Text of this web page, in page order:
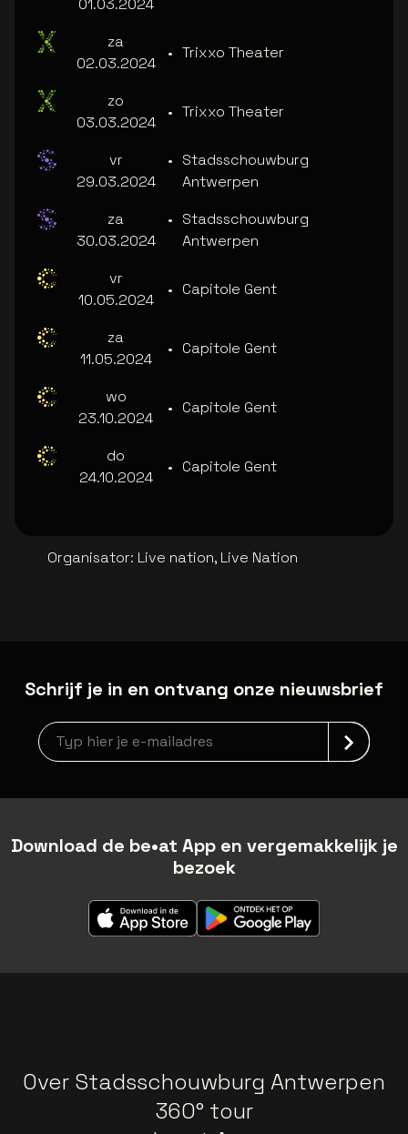
01.03.2024
za
02.03.2024
• Trixxo Theater
zo
03.03.2024
• Trixxo Theater
vr
29.03.2024
• Stadsschouwburg
Antwerpen
za
30.03.2024
• Stadsschouwburg
Antwerpen
vr
10.05.2024
• Capitole Gent
za
11.05.2024
• Capitole Gent
wo
23.10.2024
• Capitole Gent
do
24.10.2024
• Capitole Gent
Organisator: Live nation, Live Nation
Schrijf je in en ontvang onze nieuwsbrief
Nieuwsbrief aanmelding
Download de be•at App en vergemakkelijk je
bezoek
Over Stadsschouwburg Antwerpen
360° tour